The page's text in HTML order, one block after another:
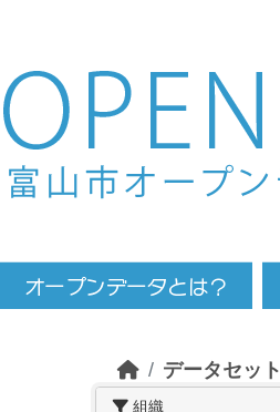
Skip to main content
データセット
組織